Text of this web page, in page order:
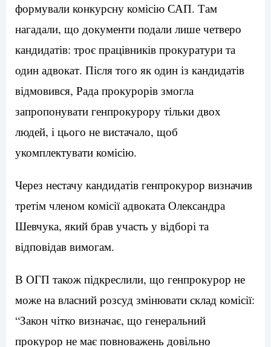
формували конкурсну комісію САП. Там
нагадали, що документи подали лише четверо
кандидатів: троє працівників прокуратури та
один адвокат. Після того як один із кандидатів
відмовився, Рада прокурорів змогла
запропонувати генпрокурору тільки двох
людей, і цього не вистачало, щоб
укомплектувати комісію.
Через нестачу кандидатів генпрокурор визначив
третім членом комісії адвоката Олександра
Шевчука, який брав участь у відборі та
відповідав вимогам.
В ОГП також підкреслили, що генпрокурор не
може на власний розсуд змінювати склад комісії:
“Закон чітко визначає, що генеральний
прокурор не має повноважень довільно